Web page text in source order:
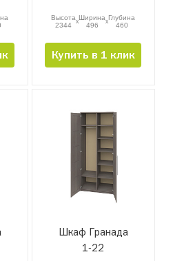
Высота
2344
xШирина
496
xГлубина
460
Купить в 1 клик
Шкаф Гранада
1-22